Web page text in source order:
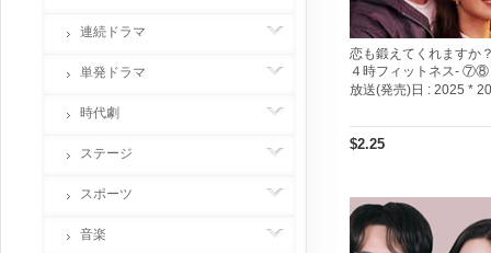
恋も鍛えてくれますか
４時フィットネス- ⑦⑧
放送(発売)日 : 2025 *
$2.25
連続ドラマ
単発ドラマ
時代劇
ステージ
スポーツ
音楽